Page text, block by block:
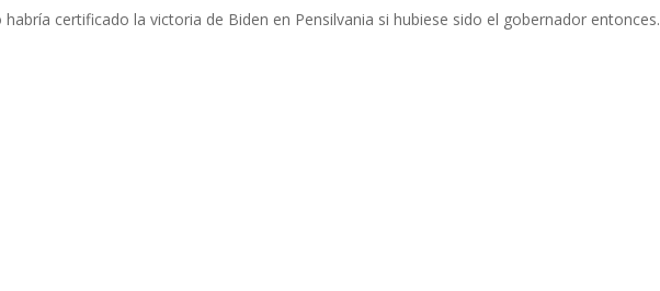
certificado la victoria de Biden en Pensilvania si hubiese sido el gobernador entonces.